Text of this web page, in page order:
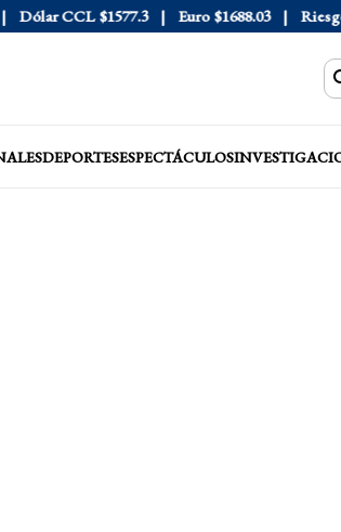
Dólar CCL $1577.3 Euro $1688.03 Riesgo
DEPORTESESPECTÁCULOS